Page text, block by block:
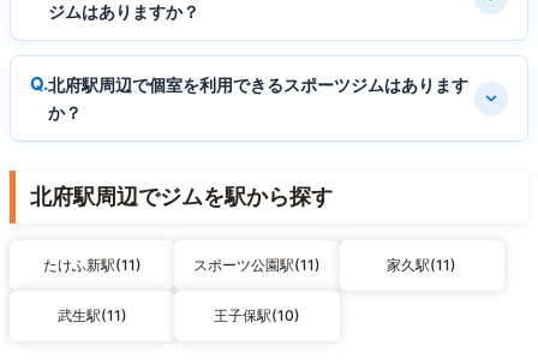
ジムはありますか？
北府駅周辺で個室を利用できるスポーツジムはあります
か？
北府駅周辺でジムを駅から探す
たけふ新駅(11) スポーツ公園駅(11) 家久駅(11)
武生駅(11) 王子保駅(10)